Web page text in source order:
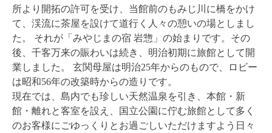
所より開拓の許可を受け、当館前のもみじ川に橋をかけ
て、渓流に茶屋を設けて道行く人々の憩いの場としまし
た。 それが「みやじまの宿 岩惣」の始まりです。その
後、千客万来の賑わいは続き、明治初期に旅館として開
業しました。 玄関母屋は明治25年からのもので、ロビー
は昭和56年の改築時からの造りです。
現在では、島内でも珍しい天然温泉を引き、本館・新
館・離れと客室を設え、国立公園に佇む旅館として多く
のお客様にごゆっくりとお過ごしいただけますよう日々